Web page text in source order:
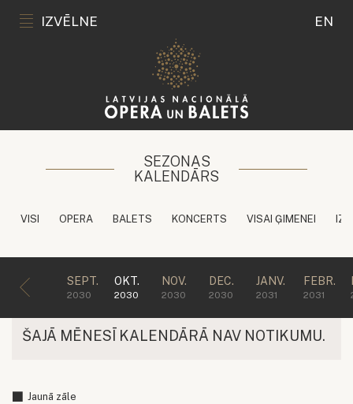
IZVĒLNE EN
SEZONAS
KALENDĀRS
VISI OPERA BALETS KONCERTS VISAI ĢIMENEI
SEPT.
2030
OKT.
2030
NOV.
2030
DEC.
2030
JANV.
2031
FEBR.
2031
ŠAJĀ MĒNESĪ KALENDĀRĀ NAV NOTIKUMU.
Jaunā zāle